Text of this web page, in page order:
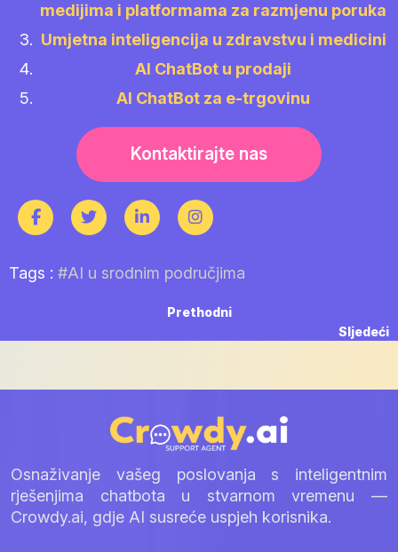
medijima i platformama za razmjenu poruka
Umjetna inteligencija u zdravstvu i medicini
AI ChatBot u prodaji
AI ChatBot za e-trgovinu
Kontaktirajte nas
Tags : #AI u srodnim područjima
objava
PrethodniPrevious
Sljedeći
Osnaživanje vašeg poslovanja s inteligentnim
rješenjima chatbota u stvarnom vremenu —
Crowdy.ai, gdje AI susreće uspjeh korisnika.